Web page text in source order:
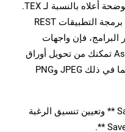
صور مختلفة، على غرار العملية الموضحة أعلاه بالنسبة لـ TEX.
سواء كنت تستخدم مكالمات واجهة برمجة التطبيقات REST
فإن واجهات
برمجة تطبيقات Aspose.Cells Cloud تمكنك من تحويل أوراق
Excel إلى تنسيقات صور متعددة، بما في ذلك JPEG وPNG
قم بإنشاء كائن ** SaveOption ** وتعيين تنسيق الرغبة